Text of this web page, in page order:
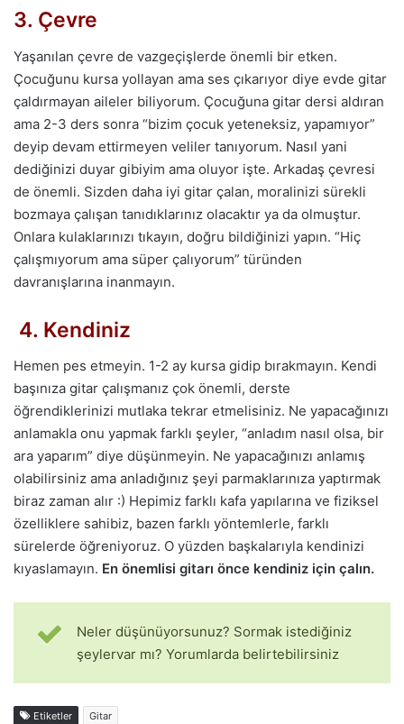
3. Çevre
Yaşanılan çevre de vazgeçişlerde önemli bir etken.
Çocuğunu kursa yollayan ama ses çıkarıyor diye evde gitar
çaldırmayan aileler biliyorum. Çocuğuna gitar dersi aldıran
ama 2-3 ders sonra “bizim çocuk yeteneksiz, yapamıyor”
deyip devam ettirmeyen veliler tanıyorum. Nasıl yani
dediğinizi duyar gibiyim ama oluyor işte. Arkadaş çevresi
de önemli. Sizden daha iyi gitar çalan, moralinizi sürekli
bozmaya çalışan tanıdıklarınız olacaktır ya da olmuştur.
Onlara kulaklarınızı tıkayın, doğru bildiğinizi yapın. “Hiç
çalışmıyorum ama süper çalıyorum” türünden
davranışlarına inanmayın.
4. Kendiniz
Hemen pes etmeyin. 1-2 ay kursa gidip bırakmayın. Kendi
başınıza gitar çalışmanız çok önemli, derste
öğrendiklerinizi mutlaka tekrar etmelisiniz. Ne yapacağınızı
anlamakla onu yapmak farklı şeyler, “anladım nasıl olsa, bir
ara yaparım” diye düşünmeyin. Ne yapacağınızı anlamış
olabilirsiniz ama anladığınız şeyi parmaklarınıza yaptırmak
biraz zaman alır :) Hepimiz farklı kafa yapılarına ve fiziksel
özelliklere sahibiz, bazen farklı yöntemlerle, farklı
sürelerde öğreniyoruz. O yüzden başkalarıyla kendinizi
kıyaslamayın. En önemlisi gitarı önce kendiniz için çalın.
Neler düşünüyorsunuz? Sormak istediğiniz
şeylervar mı? Yorumlarda belirtebilirsiniz
Etiketler Gitar